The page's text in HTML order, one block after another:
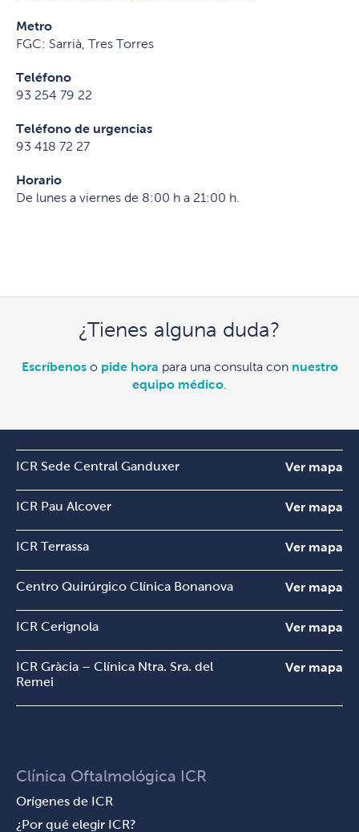
Metro
FGC: Sarrià, Tres Torres
Teléfono
93 254 79 22
Teléfono de urgencias
93 418 72 27
Horario
De lunes a viernes de 8:00 h a 21:00 h.
¿Tienes alguna duda?
Escríbenoso pide hora para una consulta con nuestro
equipo médico
ICR Sede Central Ganduxer Ver mapa
ICR Pau Alcover Ver mapa
ICR Terrassa Ver mapa
Centro Quirúrgico Clínica Bonanova Ver mapa
ICR Cerignola Ver mapa
ICR Gràcia – Clínica Ntra. Sra. del
Remei
Ver mapa
Clínica Oftalmológica ICR
Orígenes de ICR
¿Por qué elegir ICR?